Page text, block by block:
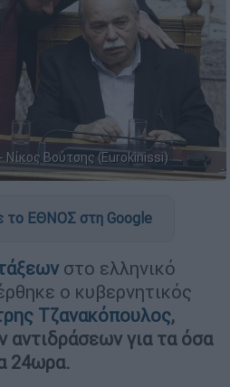
Βούτσης (Eurokinissi)
το ΕΘΝΟΣ στη Google
στο ελληνικό
ο κυβερνητικός
Τζανακόπουλος,
αντιδράσεων για τα όσα
24ωρα.